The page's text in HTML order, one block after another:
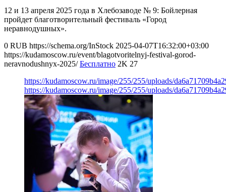
12 и 13 апреля 2025 года в Хлебозаводе № 9: Бойлерная
пройдет благотворительный фестиваль «Город
неравнодушных».
0 RUB https://schema.org/InStock 2025-04-07T16:32:00+03:00
https://kudamoscow.ru/event/blagotvoritelnyj-festival-gorod-
neravnodushnyx-2025/ Бесплатно 2K 27
https://kudamoscow.ru/image/255/255/uploads/
https://kudamoscow.ru/image/255/255/uploads/